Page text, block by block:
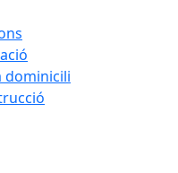
dominicili